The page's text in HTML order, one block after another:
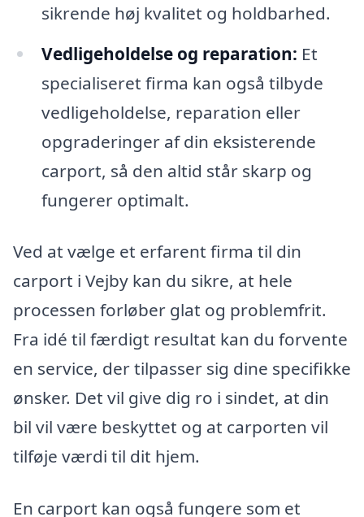
sikrende høj kvalitet og holdbarhed.
Vedligeholdelse og reparation: Et
specialiseret firma kan også tilbyde
vedligeholdelse, reparation eller
opgraderinger af din eksisterende
carport, så den altid står skarp og
fungerer optimalt.
Ved at vælge et erfarent firma til din
carport i Vejby kan du sikre, at hele
processen forløber glat og problemfrit.
Fra idé til færdigt resultat kan du forvente
en service, der tilpasser sig dine specifikke
ønsker. Det vil give dig ro i sindet, at din
bil vil være beskyttet og at carporten vil
tilføje værdi til dit hjem.
En carport kan også fungere som et